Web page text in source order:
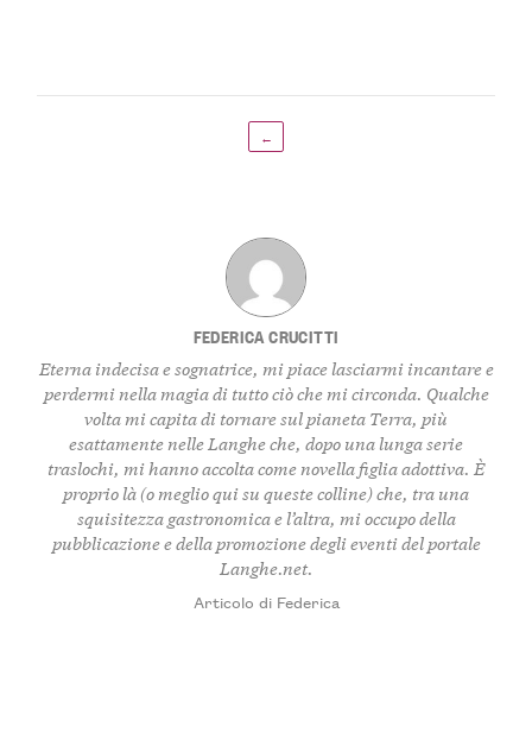
←
FEDERICA CRUCITTI
Eterna indecisa e sognatrice, mi piace lasciarmi incantare e
perdermi nella magia di tutto ciò che mi circonda. Qualche
volta mi capita di tornare sul pianeta Terra, più
esattamente nelle Langhe che, dopo una lunga serie
traslochi, mi hanno accolta come novella figlia adottiva. È
proprio là (o meglio qui su queste colline) che, tra una
squisitezza gastronomica e l’altra, mi occupo della
pubblicazione e della promozione degli eventi del portale
Langhe.net.
Articolo di Federica